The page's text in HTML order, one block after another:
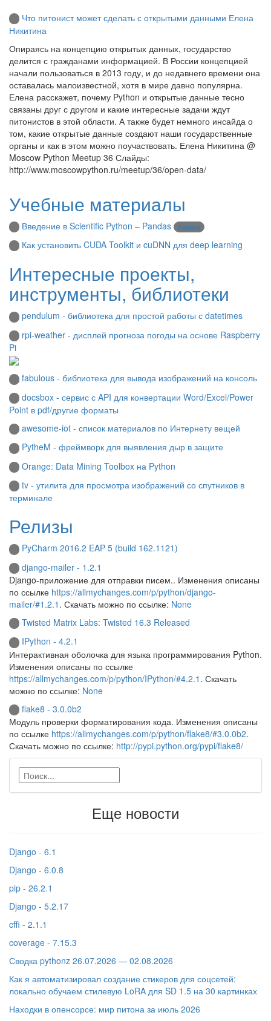
Что питонист может сделать с открытыми данными Елена
Никитина
Опираясь на концепцию открытых данных, государство
делится с гражданами информацией. В России концепцией
начали пользоваться в 2013 году, и до недавнего времени она
оставалась малоизвестной, хотя в мире давно популярна.
Елена расскажет, почему Python и открытые данные тесно
связаны друг с другом и какие интересные задачи ждут
питонистов в этой области. А также будет немного инсайда о
том, какие открытые данные создают наши государственные
органы и как в этом можно поучаствовать. Елена Никитина @
Moscow Python Meetup 36 Слайды:
http://www.moscowpython.ru/meetup/36/open-data/
Учебные материалы
Введение в Scientific Python – Pandas Pandas
Как установить CUDA Toolkit и cuDNN для deep learning
Интересные проекты,
инструменты, библиотеки
pendulum - библиотека для простой работы с datetimes
rpi-weather - дисплей прогноза погоды на основе Raspberry
Pi
fabulous - библиотека для вывода изображений на консоль
docsbox - сервис с API для конвертации Word/Excel/Power
Point в pdf/другие форматы
awesome-iot - список материалов по Интернету вещей
PytheM - фреймворк для выявления дыр в защите
Orange: Data Mining Toolbox на Python
tv - утилита для просмотра изображений со спутников в
терминале
Релизы
PyCharm 2016.2 EAP 5 (build 162.1121)
django-mailer - 1.2.1
Django-приложение для отправки писем.. Изменения описаны
по ссылке https://allmychanges.com/p/python/django-
mailer/#1.2.1 . Скачать можно по ссылке: None
Twisted Matrix Labs: Twisted 16.3 Released
IPython - 4.2.1
Интерактивная оболочка для языка программирования Python.
Изменения описаны по ссылке
https://allmychanges.com/p/python/IPython/#4.2.1 . Скачать
можно по ссылке: None
flake8 - 3.0.0b2
Модуль проверки форматирования кода. Изменения описаны
по ссылке https://allmychanges.com/p/python/flake8/#3.0.0b2.
Скачать можно по ссылке: http://pypi.python.org/pypi/flake8/
Еще новости
Django - 6.1
Django - 6.0.8
pip - 26.2.1
Django - 5.2.17
cffi - 2.1.1
coverage - 7.15.3
Сводка pythonz 26.07.2026 — 02.08.2026
Как я автоматизировал создание стикеров для соцсетей:
локально обучаем стилевую LoRA для SD 1.5 на 30 картинках
Находки в опенсорсе: мир питона за июль 2026